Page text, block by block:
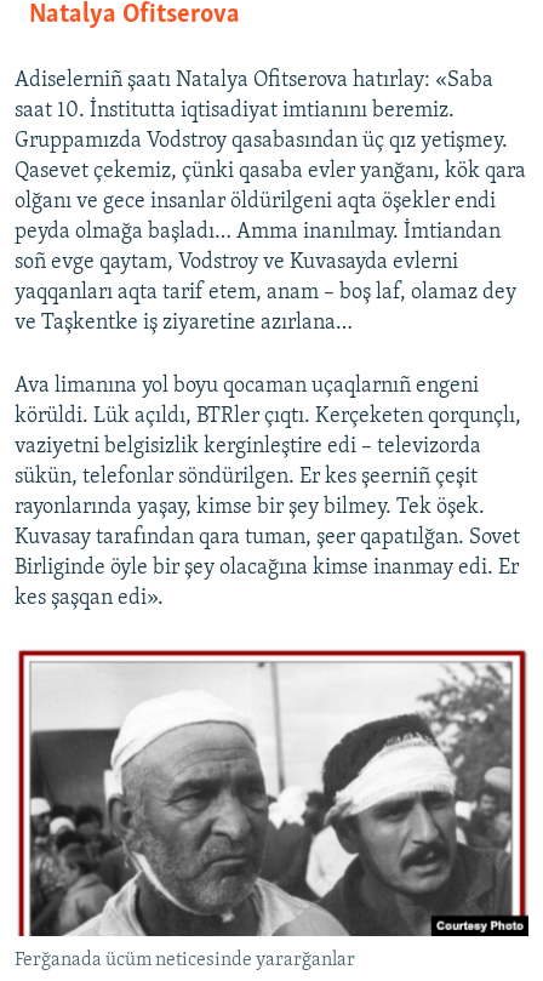
Natalya Ofitserova
Adiselerniñ şaatı Natalya Ofitserova hatırlay: «Saba
saat 10. İnstitutta iqtisadiyat imtianını beremiz.
Gruppamızda Vodstroy qasabasından üç qız yetişmey.
Qasevet çekemiz, çünki qasaba evler yanğanı, kök qara
olğanı ve gece insanlar öldürilgeni aqta öşekler endi
peyda olmağa başladı… Amma inanılmay. İmtiandan
soñ evge qaytam, Vodstroy ve Kuvasayda evlerni
yaqqanları aqta tarif etem, anam – boş laf, olamaz dey
ve Taşkentke iş ziyaretine azırlana…
Ava limanına yol boyu qocaman uçaqlarnıñ engeni
körüldi. Lük açıldı, BTRler çıqtı. Kerçeketen qorqunçlı,
vaziyetni belgisizlik kerginleştire edi – televizorda
sükün, telefonlar söndürilgen. Er kes şeerniñ çeşit
rayonlarında yaşay, kimse bir şey bilmey. Tek öşek.
Kuvasay tarafından qara tuman, şeer qapatılğan. Sovet
Birliginde öyle bir şey olacağına kimse inanmay edi. Er
kes şaşqan edi».
Ferğanada ücüm neticesinde yararğanlar